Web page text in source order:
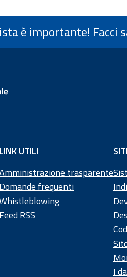
è importante! Facci
LINK UTILI
trasparente
Domande frequenti
Feed RSS
I